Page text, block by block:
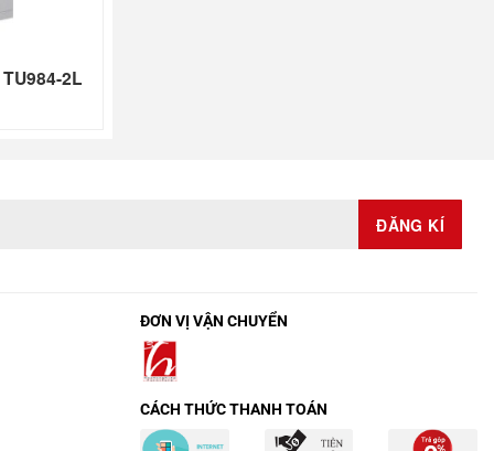
2L
ĐƠN VỊ VẬN CHUYỂN
CÁCH THỨC THANH TOÁN